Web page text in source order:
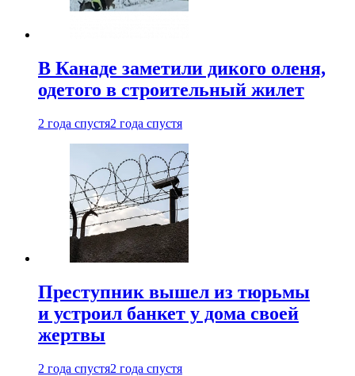
В Канаде заметили дикого оленя,
одетого в строительный жилет
2 года спустя2 года спустя
Преступник вышел из тюрьмы
и устроил банкет у дома своей
жертвы
2 года спустя2 года спустя